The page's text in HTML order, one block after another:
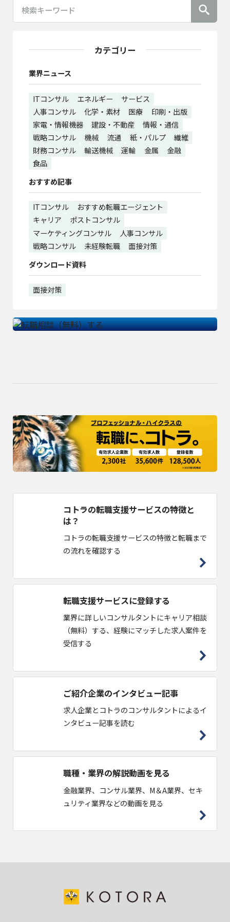
カテゴリー
業界ニュース
ITコンサル エネルギー
サービス
人事コンサル
化学・素材 医療
印刷・出版
家電・情報機器
建設・不動産
情報・通信
戦略コンサル
機械 流通 紙・パルプ
繊維
財務コンサル
輸送機械 運輸 金属
金融
食品
おすすめ記事
ITコンサル
おすすめ転職エージェント
キャリア
ポストコンサル
マーケティングコンサル
人事コンサル
戦略コンサル
未経験転職
面接対策
ダウンロード資料
面接対策
コトラの転職支援サービスの特徴と
は？
コトラの転職支援サービスの特徴と転職まで
の流れを確認する
転職支援サービスに登録する
業界に詳しいコンサルタントにキャリア相談
（無料）する、経験にマッチした求人案件を
受信する
ご紹介企業のインタビュー記事
求人企業とコトラのコンサルタントによるイ
ンタビュー記事を読む
職種・業界の解説動画を見る
金融業界、コンサル業界、M＆A業界、セキ
ュリティ業界などの動画を見る